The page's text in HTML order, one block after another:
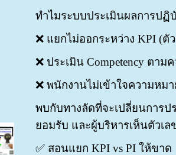
ทำไมระบบประเมินผลการปฏิ
❌ แยกไม่ออกระหว่าง KPI (
❌ ประเมิน Competency ตา
❌ พนักงานไม่เข้าใจความหม
พบกับทางลัดที่จะเปลี่ยนการป
ยอมรับ และผู้บริหารเห็นตัวเล
✅ สอนแยก KPI vs PI ให้ขาด